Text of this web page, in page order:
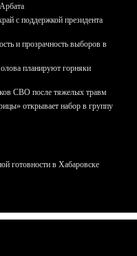
с поддержкой президента
и прозрачность выборов в
планируют горняки
СВО после тяжелых травм
открывает набор в группу
готовности в Хабаровске